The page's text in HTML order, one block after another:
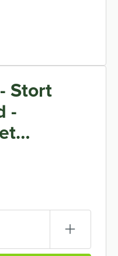
Stort
-
160 cm